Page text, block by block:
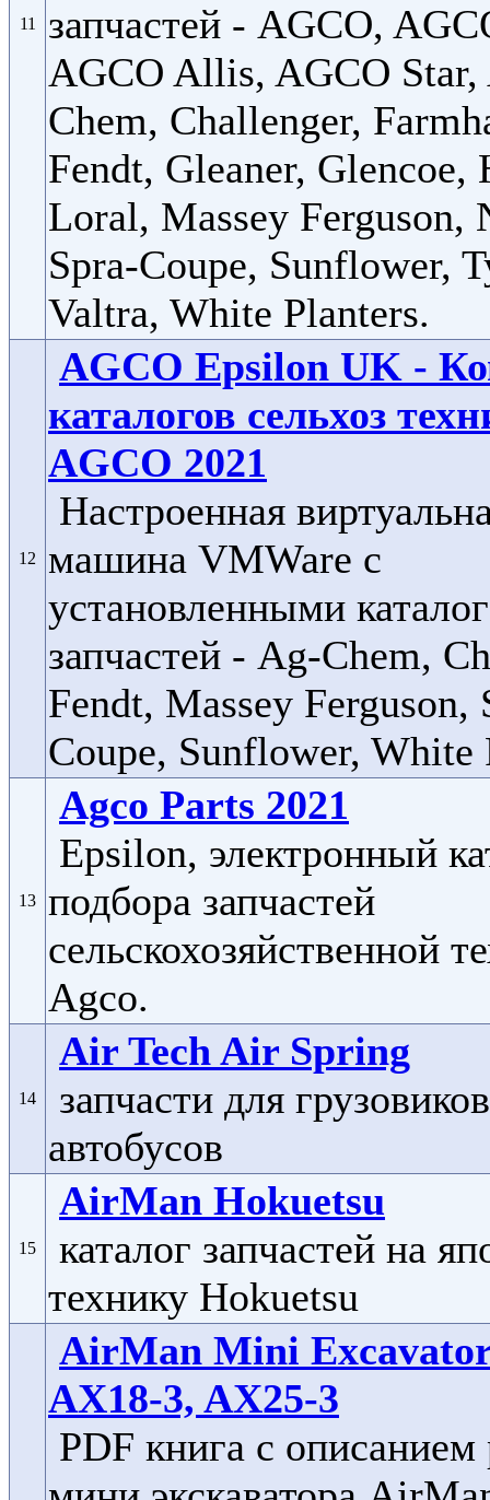
11
запчастей - AGCO,
AGCO Allis, AGCO Star,
Chem, Challenger,
Fendt, Gleaner, Glencoe,
Loral, Massey Ferguson,
Spra-Coupe, Sunflower,
Valtra, White Planters.
12
AGCO Epsilon UK -
каталогов сельхоз
AGCO 2021
Настроенная
машина VMWare c
установленными
запчастей - Ag-Chem,
Fendt, Massey Ferguson,
Coupe, Sunflower, White
13
Agco Parts 2021
Epsilon, электронный
подбора запчастей
сельскохозяйственной
Agco.
14
Air Tech Air Spring
запчасти для
автобусов
15
AirMan Hokuetsu
каталог запчастей на
технику Hokuetsu
AirMan Mini
AX18-3, AX25-3
PDF книга с описанием